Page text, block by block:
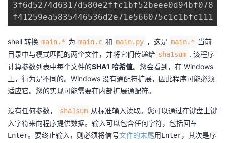
3f6d5274d6317d580e2ffc1bf52beee0d94bf078
shell 转换 main.* 为 main.c 和 main.py ，这是 main.* 当前
目录中与模式匹配的两个文件，并将它们传递给 sha1sum . 该程序
计算参数列表中每个文件的SHA1 哈希值。您会看到，在 Windows
上，行为是不同的。Windows 没有通配符扩展，因此程序可能必须
适应它。您的实现可能需要在内部扩展通配符。
没有任何参数， sha1sum 从标准输入读取。您可以通过在键盘上键
入字符来向程序提供数据。输入可以包含任何字符，包括回车
Enter。要终止输入，则必须将信号文件的末尾用Enter，其次是序